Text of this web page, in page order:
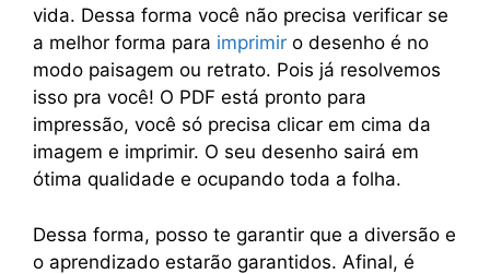
vida. Dessa forma você não precisa verificar se
a melhor forma para imprimir o desenho é no
modo paisagem ou retrato. Pois já resolvemos
isso pra você! O PDF está pronto para
impressão, você só precisa clicar em cima da
imagem e imprimir. O seu desenho sairá em
ótima qualidade e ocupando toda a folha.
Dessa forma, posso te garantir que a diversão e
o aprendizado estarão garantidos. Afinal, é